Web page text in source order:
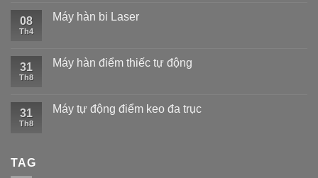
08
Th4
Máy hàn bi Laser
31
Th8
Máy hàn điểm thiếc tự động
31
Th8
Máy tự động điểm keo đa trục
TAG